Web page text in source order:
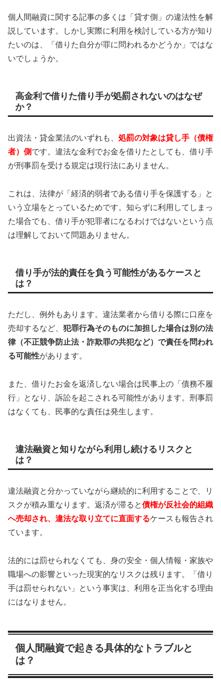
個人間融資に関する記事の多くは「貸す側」の違法性を解
説しています。しかし実際に利用を検討している方が知り
たいのは、「借りた自分が罪に問われるかどうか」ではな
いでしょうか。
高金利で借りた借り手が処罰されないのはなぜ
か？
出資法・貸金業法のいずれも、 処罰の対象は貸し手（債権
者）側 です。違法な金利でお金を借りたとしても、借り手
が刑事罰を受ける規定は現行法にありません。
これは、法律が「経済的弱者である借り手を保護する」と
いう立場をとっているためです。知らずに利用してしまっ
た場合でも、借り手が犯罪者になるわけではないという点
は理解しておいて問題ありません。
借り手が法的責任を負う可能性があるケースと
は？
ただし、例外もあります。違法業者から借りる際に口座を
売却するなど、 犯罪行為そのものに加担した場合は別の法
律（不正競争防止法・詐欺罪の共犯など）で責任を問われ
る可能性があります。
また、借りたお金を返済しない場合は民事上の「債務不履
行」となり、訴訟を起こされる可能性があります。刑事罰
はなくても、民事的な責任は発生します。
違法融資と知りながら利用し続けるリスクと
は？
違法融資と分かっていながら継続的に利用することで、リ
スクが積み重なります。返済が滞ると債権が反社会的組織
へ売却され、違法な取り立てに直面するケースも報告され
ています。
法的には罰せられなくても、身の安全・個人情報・家族や
職場への影響といった現実的なリスクは残ります。「借り
手は罰せられない」という事実は、利用を正当化する理由
にはなりません。
個人間融資で起きる具体的なトラブルと
は？